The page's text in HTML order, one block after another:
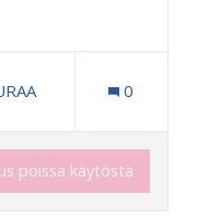
ja ulkoilu
0
poissa käytöstä